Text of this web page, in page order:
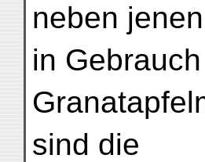
neben
in
sind die